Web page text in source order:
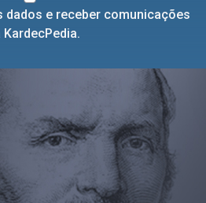
e receber comunicações
KardecPedia.